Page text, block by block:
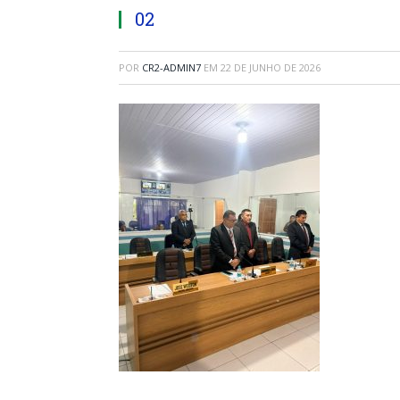
02
POR CR2-ADMIN7 EM 22 DE JUNHO DE 2026